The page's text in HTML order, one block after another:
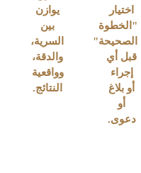
اختيار
"الخطوة
الصحيحة"
قبل أي
إجراء
أو بلاغ
أو
دعوى.
يوازن
بين
السرية،
والدقة،
وواقعية
النتائج.